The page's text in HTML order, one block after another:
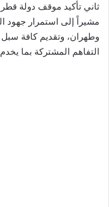
ثاني تأكيد موقف دولة قطر
مشيراً إلى استمرار جهود
وطهران، وتقديم كافة سبل
التفاهم المشتركة بما